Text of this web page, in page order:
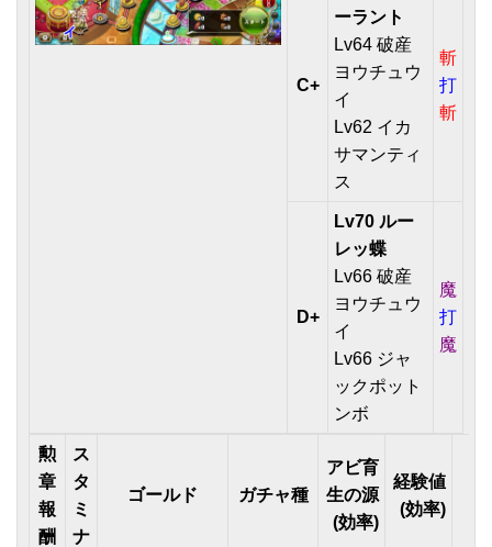
C+
ーラント
Lv64 破産
ヨウチュウ
イ
Lv62 イカ
サマンティ
ス
斬
打
斬
D+
Lv70 ルー
レッ蝶
Lv66 破産
ヨウチュウ
イ
Lv66 ジャ
ックポット
ンボ
魔
打
魔
勲
章
報
酬
ス
タ
ミ
ナ
ゴールド ガチャ種
アビ育
生の源
(効率)
経験値
(効率)